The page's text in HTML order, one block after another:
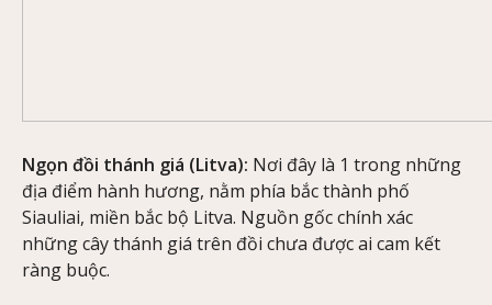
Ngọn đồi thánh giá (Litva): Nơi đây là 1 trong những
địa điểm hành hương, nằm phía bắc thành phố
Siauliai, miền bắc bộ Litva. Nguồn gốc chính xác
những cây thánh giá trên đồi chưa được ai cam kết
ràng buộc.